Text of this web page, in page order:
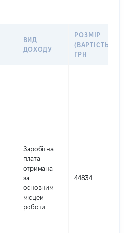
ВИД
ДОХОДУ
РОЗМІР
(ВАРТІСТЬ),
ГРН
Заробітна
плата
отримана
за
основним
місцем
роботи
44834